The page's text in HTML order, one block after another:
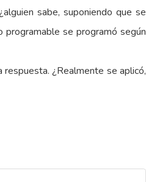
sabe, suponiendo que se
programable se programó según
¿Realmente se aplicó,